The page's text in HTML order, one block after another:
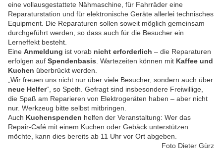
eine vollausgestattete Nähmaschine, für Fahrräder eine
Reparaturstation und für elektronische Geräte allerlei technisches
Equipment. Die Reparaturen sollen soweit möglich gemeinsam
durchgeführt werden, so dass auch für die Besucher ein
Lerneffekt besteht.
Eine Anmeldung ist vorab nicht erforderlich – die Reparaturen
erfolgen auf Spendenbasis . Wartezeiten können mit Kaffee und
Kuchen überbrückt werden
„Wir freuen uns nicht nur über viele Besucher, sondern auch über
neue Helfer“, so Speth. Gefragt sind insbesondere Freiwillige,
die Spaß am Reparieren von Elektrogeräten haben – aber nicht
nur. Werkzeug bitte selbst mitbringen.
Auch Kuchenspenden helfen der Veranstaltung: Wer das
Repair-Café mit einem Kuchen oder Gebäck unterstützen
möchte, kann dies bereits ab 11 Uhr vor Ort abgeben.
Foto Dieter Gürz